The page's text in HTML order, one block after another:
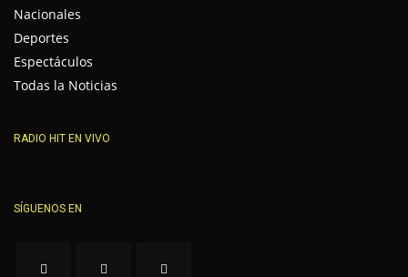
Nacionales
Deportes
Espectáculos
Todas la Noticias
RADIO HIT EN VIVO
SÍGUENOS EN